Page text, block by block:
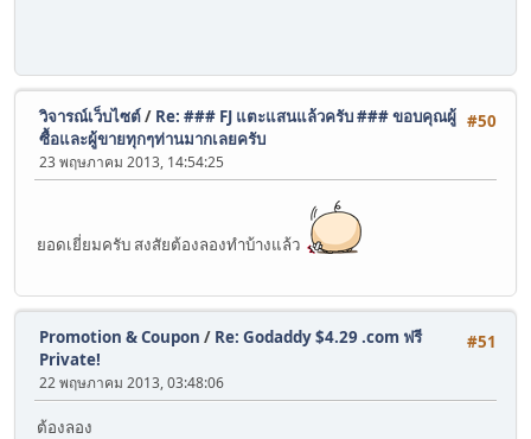
#50
วิจารณ์เว็บไซต์/ Re: ### FJ แตะแสนแล้วครับ ### ขอบคุณผู้
ซื้อและผู้ขายทุกๆท่านมากเลยครับ
23 พฤษภาคม 2013, 14:54:25
ยอดเยี่ยมครับ สงสัยต้องลองทำบ้างแล้ว
#51
Promotion & Coupon / Re: Godaddy $4.29 .com ฟรี
Private!
22 พฤษภาคม 2013, 03:48:06
ต้องลอง